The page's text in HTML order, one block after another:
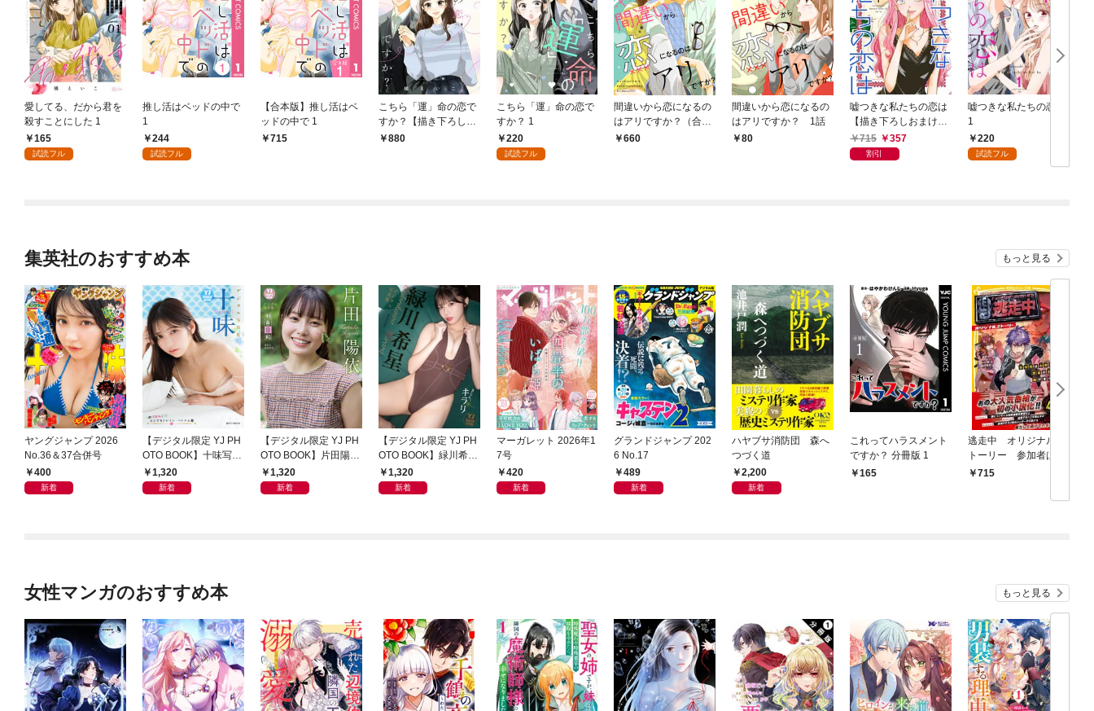
愛してる、だから君を
殺すことにした 1
165
試読フル
推し活はベッドの中で
1
244
試読フル
【合本版】推し活はベ
ッドの中で 1
715
こちら「運」命の恋で
すか？【描き下ろしお
まけ付き特装版】 1
880
こちら「運」命の恋で
すか？ 1
220
試読フル
間違いから恋になるの
はアリですか？（合本
版）660
間違いから恋になるの
はアリですか？ 1話
80
嘘つきな私たちの恋は
【描き下ろしおまけ付
き特装版】 1
715 357
割引
嘘つきな私たちの恋は
1
220
試読フル
集英社のおすすめ本 もっと見る
ヤングジャンプ 2026
No.36＆37合併号
400
新着
【デジタル限定 YJ PH
OTO BOOK】十味写真
集「続・『ぽみ』！？
どこでもトレイン・ベ
1,320
新着
【デジタル限定 YJ PH
OTO BOOK】片田陽依
写真集「羽色日和」
1,320
新着
【デジタル限定 YJ PH
OTO BOOK】緑川希星
写真集「きらら、キラ
リ」
1,320
新着
マーガレット 2026年1
7号
420
新着
グランドジャンプ 202
6 No.17
489
新着
ハヤブサ消防団 森へ
つづく道
2,200
新着
これってハラスメント
ですか？ 分冊版 1
165
逃走中 オリジナルス
トーリー 参加者は小
学生！？ 渋谷の街を
715
女性マンガのおすすめ本 もっと見る